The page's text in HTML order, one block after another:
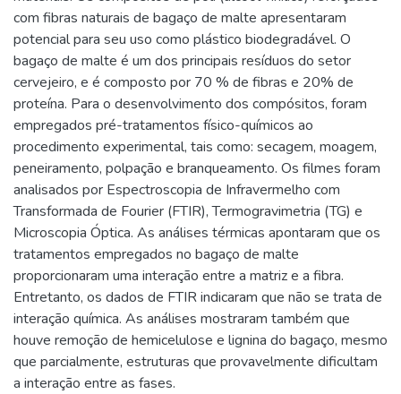
com fibras naturais de bagaço de malte apresentaram
potencial para seu uso como plástico biodegradável. O
bagaço de malte é um dos principais resíduos do setor
cervejeiro, e é composto por 70 % de fibras e 20% de
proteína. Para o desenvolvimento dos compósitos, foram
empregados pré-tratamentos físico-químicos ao
procedimento experimental, tais como: secagem, moagem,
peneiramento, polpação e branqueamento. Os filmes foram
analisados por Espectroscopia de Infravermelho com
Transformada de Fourier (FTIR), Termogravimetria (TG) e
Microscopia Óptica. As análises térmicas apontaram que os
tratamentos empregados no bagaço de malte
proporcionaram uma interação entre a matriz e a fibra.
Entretanto, os dados de FTIR indicaram que não se trata de
interação química. As análises mostraram também que
houve remoção de hemicelulose e lignina do bagaço, mesmo
que parcialmente, estruturas que provavelmente dificultam
a interação entre as fases.